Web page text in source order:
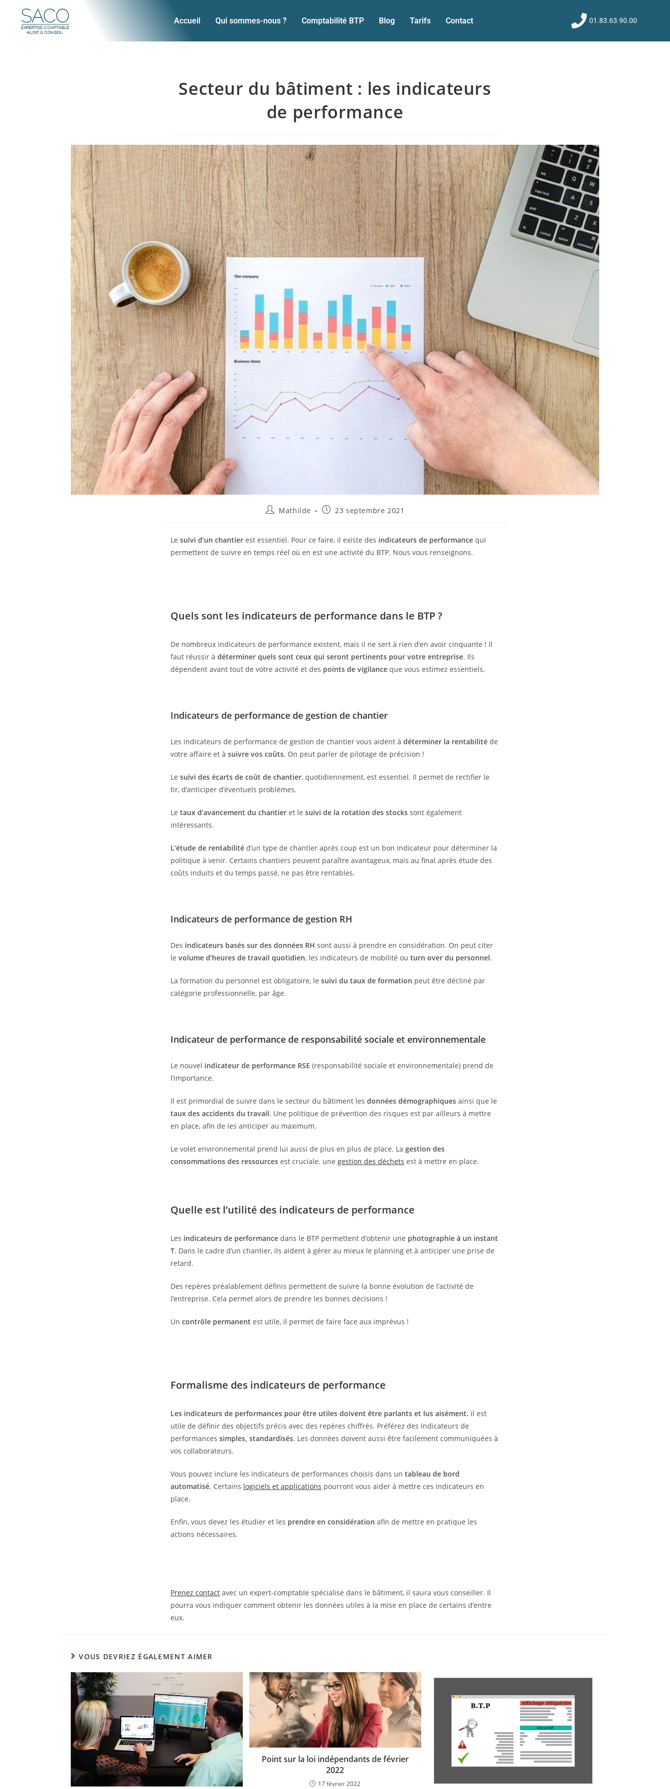
Accueil Qui sommes-nous ? Comptabilité BTP Blog Tarifs Contact 01.83.63.90.00
Secteur du bâtiment : les indicateurs
de performance
Mathilde 23 septembre 2021
Le suivi d’un chantier est essentiel. Pour ce faire, il existe des indicateurs de performance qui
permettent de suivre en temps réel où en est une activité du BTP. Nous vous renseignons.
Quels sont les indicateurs de performance dans le BTP ?
De nombreux indicateurs de performance existent, mais il ne sert à rien d’en avoir cinquante ! Il
faut réussir à déterminer quels sont ceux qui seront pertinents pour votre entreprise. Ils
dépendent avant tout de votre activité et des points de vigilance que vous estimez essentiels.
Indicateurs de performance de gestion de chantier
Les indicateurs de performance de gestion de chantier vous aident à déterminer la rentabilité de
votre affaire et à suivre vos coûts. On peut parler de pilotage de précision !
Le suivi des écarts de coût de chantier, quotidiennement, est essentiel. Il permet de rectifier le
tir, d’anticiper d’éventuels problèmes.
Le taux d’avancement du chantier et le suivi de la rotation des stocks sont également
intéressants.
L’étude de rentabilité d’un type de chantier après coup est un bon indicateur pour déterminer la
politique à venir. Certains chantiers peuvent paraître avantageux, mais au final après étude des
coûts induits et du temps passé, ne pas être rentables.
Indicateurs de performance de gestion RH
Des indicateurs basés sur des données RH sont aussi à prendre en considération. On peut citer
le volume d’heures de travail quotidien, les indicateurs de mobilité ou turn over du personnel.
La formation du personnel est obligatoire, le suivi du taux de formation peut être décliné par
catégorie professionnelle, par âge.
Indicateur de performance de responsabilité sociale et environnementale
Le nouvel indicateur de performance RSE (responsabilité sociale et environnementale) prend de
l’importance.
Il est primordial de suivre dans le secteur du bâtiment les données démographiques ainsi que le
taux des accidents du travail. Une politique de prévention des risques est par ailleurs à mettre
en place, afin de les anticiper au maximum.
Le volet environnemental prend lui aussi de plus en plus de place. La gestion des
consommations des ressources est cruciale. une gestion des déchets est à mettre en place.
Quelle est l’utilité des indicateurs de performance
Les indicateurs de performance dans le BTP permettent d’obtenir une photographie à un instant
T. Dans le cadre d’un chantier, ils aident à gérer au mieux le planning et à anticiper une prise de
retard.
Des repères préalablement définis permettent de suivre la bonne évolution de l’activité de
l’entreprise. Cela permet alors de prendre les bonnes décisions !
Un contrôle permanent est utile, il permet de faire face aux imprévus !
Formalisme des indicateurs de performance
Les indicateurs de performances pour être utiles doivent être parlants et lus aisément. Il est
utile de définir des objectifs précis avec des repères chiffrés. Préférez des indicateurs de
performances simples, standardisés. Les données doivent aussi être facilement communiquées à
vos collaborateurs.
Vous pouvez inclure les indicateurs de performances choisis dans un tableau de bord
automatisé. Certains logiciels et applications pourront vous aider à mettre ces indicateurs en
place.
Enfin, vous devez les étudier et les prendre en considération afin de mettre en pratique les
actions nécessaires.
Prenez contact avec un expert-comptable spécialisé dans le bâtiment, il saura vous conseiller. Il
pourra vous indiquer comment obtenir les données utiles à la mise en place de certains d’entre
eux.
VOUS DEVRIEZ ÉGALEMENT AIMER
Point sur la loi indépendants de février
2022
17 février 2022